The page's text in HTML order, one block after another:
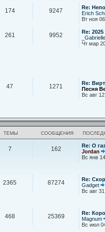
174 9247
Re:
Erich
Вт ноя
261 9952
Re:
Чт мар
47 1271
Re:
Песня
Вс авг
ТЕМЫ СООБЩЕНИЯ
7 162
Re: О
Jordan
Вс янв
2365 87274
Re:
Gadget
Вс авг
468 25369
Re:
Magnum
Вс июл